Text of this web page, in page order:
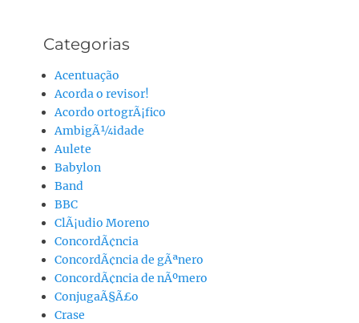
Categorias
Acentuação
Acorda o revisor!
Acordo ortogrÃ¡fico
AmbigÃ¼idade
Aulete
Babylon
Band
BBC
ClÃ¡udio Moreno
ConcordÃ¢ncia
ConcordÃ¢ncia de gÃªnero
ConcordÃ¢ncia de nÃºmero
ConjugaÃ§Ã£o
Crase